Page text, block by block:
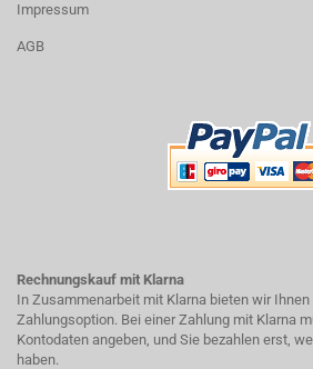
Impressum
AGB
Rechnungskauf mit Klarna
In Zusammenarbeit mit Klarna bieten wir
Zahlungsoption. Bei einer Zahlung mit Klarna
Kontodaten angeben, und Sie bezahlen erst,
haben.